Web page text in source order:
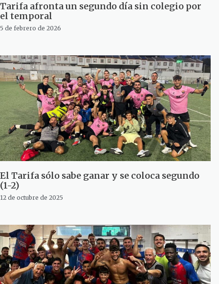
Tarifa afronta un segundo día sin colegio por
el temporal
5 de febrero de 2026
El Tarifa sólo sabe ganar y se coloca segundo
(1-2)
12 de octubre de 2025